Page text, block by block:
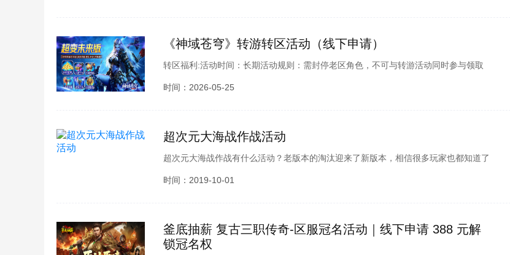
《神域苍穹》转游转区活动（线下申请）
转区福利:活动时间：长期活动规则：需封停老区角色，不可与转游活动同时参与领取
条件：联系客服活动条件：老区充值金额大于1000新区当前角色充值至少1000按当前
时间：2026-05-25
超次元大海战作战活动
超次元大海战作战有什么活动？老版本的淘汰迎来了新版本，相信很多玩家也都知道了
版本的更新了，很多玩家也都不知道具体活动内容，酷酷游戏小编为各位整理了超次元
时间：2019-10-01
釜底抽薪 复古三职传奇-区服冠名活动｜线下申请 388 元解
锁冠名权